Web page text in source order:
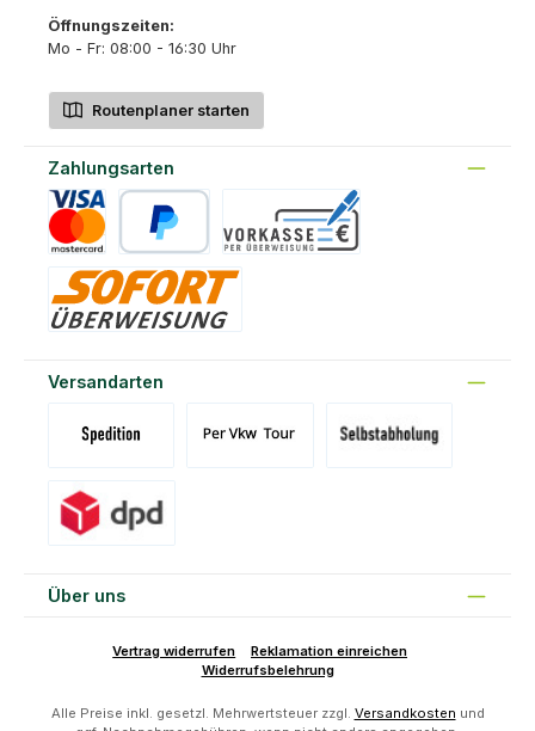
Öffnungszeiten:
Mo - Fr: 08:00 - 16:30 Uhr
Routenplaner starten
Zahlungsarten
Versandarten
Über uns
Vertrag widerrufen
Reklamation einreichen
Widerrufsbelehrung
Alle Preise inkl. gesetzl. Mehrwertsteuer zzgl. Versandkosten und